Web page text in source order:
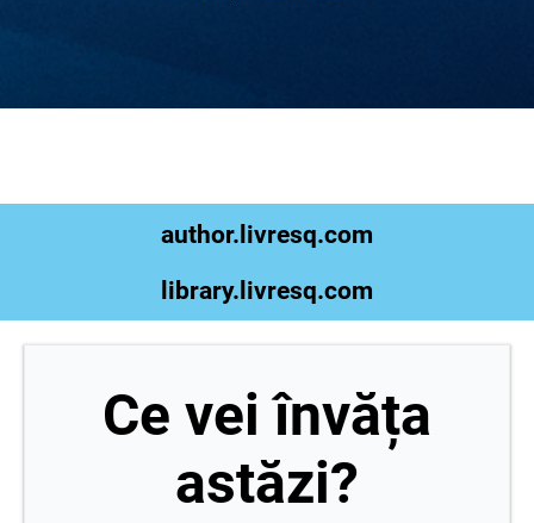
author.livresq.com
library.livresq.com
Ce vei învăța
astăzi?